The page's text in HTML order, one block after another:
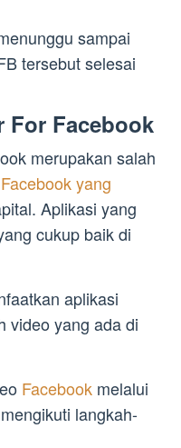
sampai
tersebut selesai
For Facebook
merupakan salah
yang
Aplikasi yang
cukup baik di
aplikasi
video yang ada di
Facebook melalui
langkah-